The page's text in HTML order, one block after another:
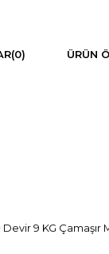
(0) ÜRÜN
Devir 9 KG Çamaşır